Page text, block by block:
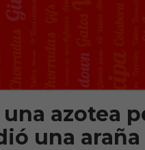
azotea
una